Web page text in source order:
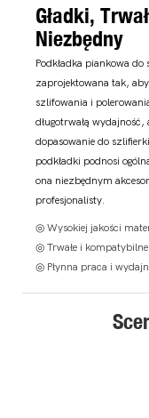
Gładki,
Niezbędny
Podkładka piankowa
zaprojektowana tak,
szlifowania i
długotrwałą
dopasowanie do
podkładki podnosi
ona niezbędnym
profesjonalisty.
◎ Wysokiej jakości
◎ Trwałe i kompatybilne
◎ Płynna praca i